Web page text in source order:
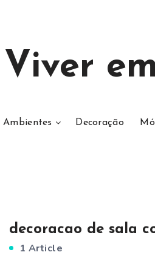
Viver
Ambientes Decoração
decoracao de sala
1 Article